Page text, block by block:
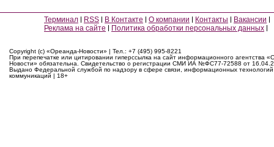
Терминал RSS В Контакте О компании Контакты
Вакансии
Реклама на сайте
Политика обработки персональных данных
Copyright (c) «Ореанда-Новости» | Тел.: +7 (495) 995-8221
При перепечатке или цитировании гиперссылка на сайт информационного агентства
Новости» обязательна. Свидетельство о регистрации СМИ ИА №ФС77-72588 от
Выдано Федеральной службой по надзору в сфере связи, информационных
коммуникаций | 18+